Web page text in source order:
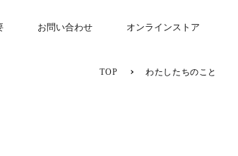
お問い合わせ オンラインストア
TOP わたしたちのこと